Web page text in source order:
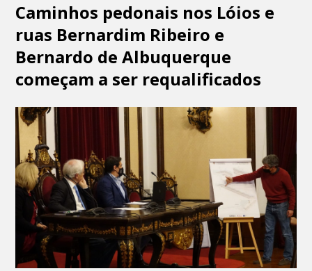
Caminhos pedonais nos Lóios e
ruas Bernardim Ribeiro e
Bernardo de Albuquerque
começam a ser requalificados